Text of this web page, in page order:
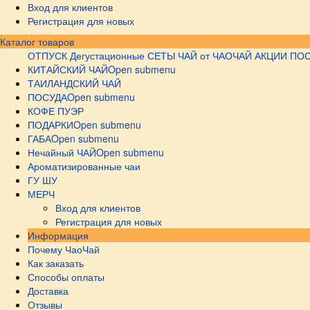
Вход для клиентов
Регистрация для новых
Каталог товаров
ОТПУСК Дегустационные СЕТЫ ЧАЙ от ЧАОЧАЙ АКЦИИ
КИТАЙСКИЙ ЧАЙOpen submenu
ТАИЛАНДСКИЙ ЧАЙ
ПОСУДАOpen submenu
КОФЕ ПУЭР
ПОДАРКИOpen submenu
ГАБАOpen submenu
Нечайный ЧАЙOpen submenu
Ароматизированные чаи
ГУ ШУ
МЕРЧ
Вход для клиентов
Регистрация для новых
Информация
Почему ЧаоЧай
Как заказать
Способы оплаты
Доставка
Отзывы